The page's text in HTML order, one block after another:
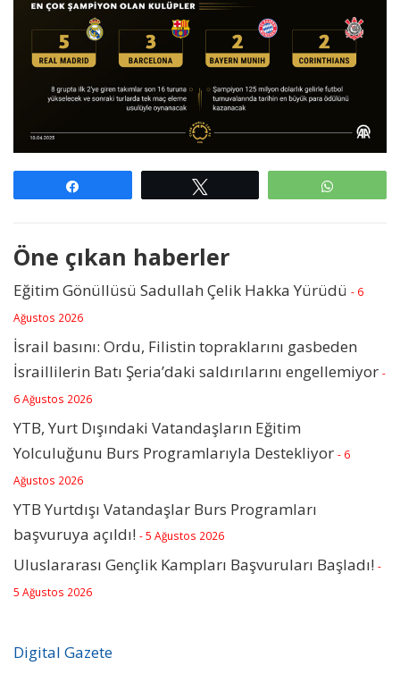
Öne çıkan haberler
Eğitim Gönüllüsü Sadullah Çelik Hakka Yürüdü - 6
Ağustos 2026
İsrail basını: Ordu, Filistin topraklarını gasbeden
İsraillilerin Batı Şeria’daki saldırılarını engellemiyor -
6 Ağustos 2026
YTB, Yurt Dışındaki Vatandaşların Eğitim
Yolculuğunu Burs Programlarıyla Destekliyor - 6
Ağustos 2026
YTB Yurtdışı Vatandaşlar Burs Programları
başvuruya açıldı! - 5 Ağustos 2026
Uluslararası Gençlik Kampları Başvuruları Başladı! -
5 Ağustos 2026
Digital Gazete